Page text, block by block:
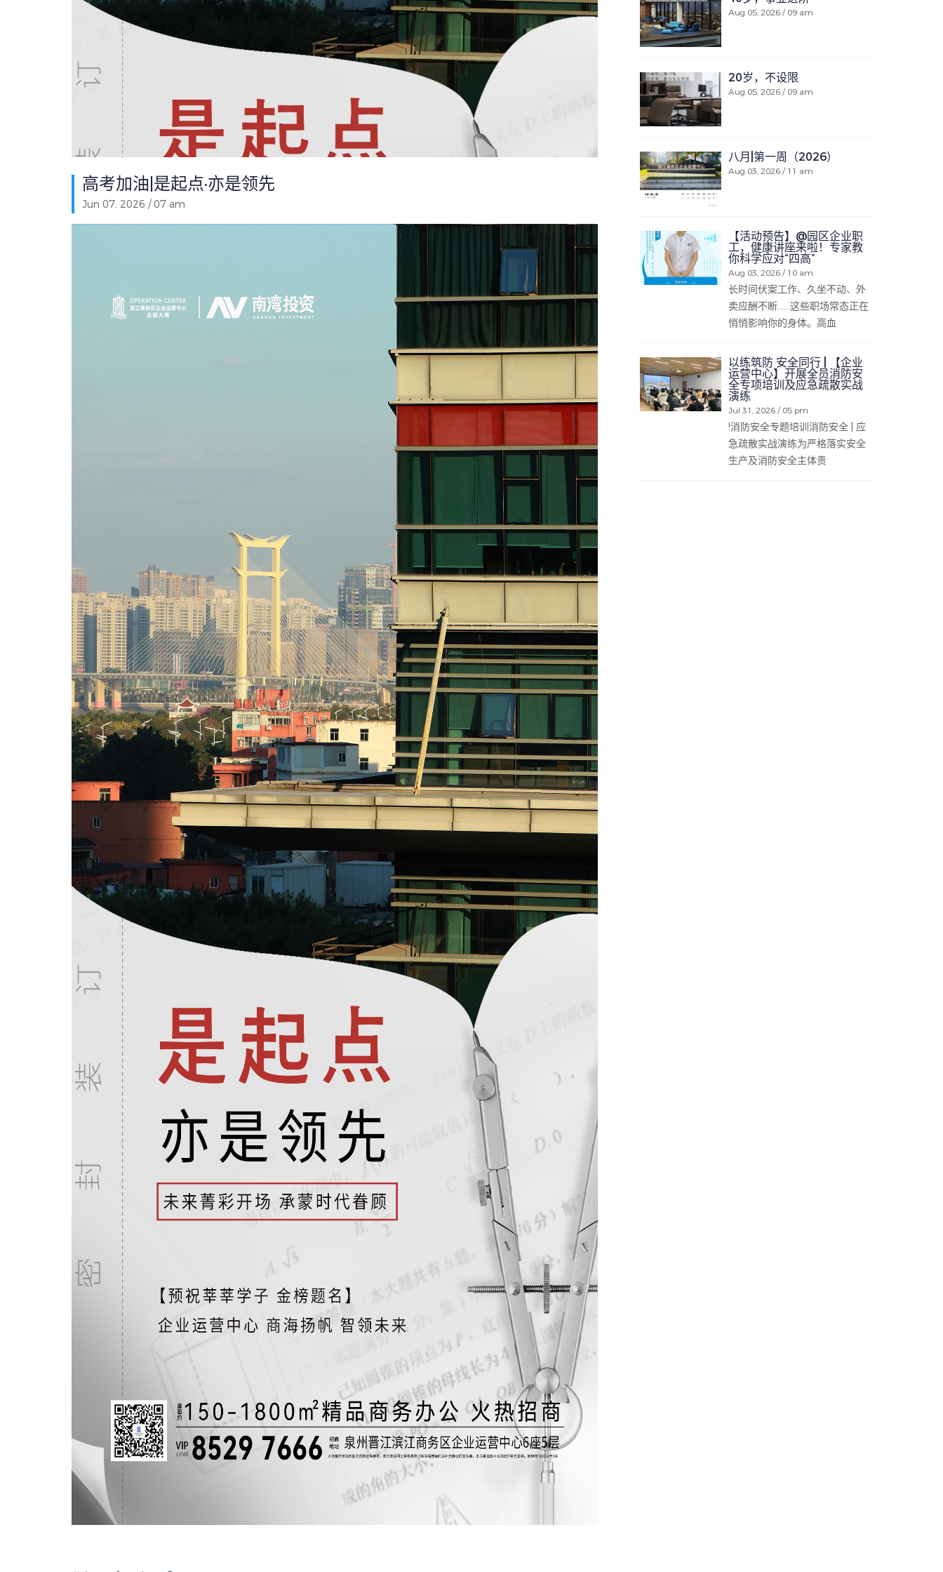
高考加油|是起点·亦是领先
Jun 07, 2026 / 07 am
Aug 05, 2026 / 09 am
20岁，不设限
Aug 05, 2026 / 09 am
八月|第一周（2026）
Aug 03, 2026 / 11 am
【活动预告】@园区企业职
工，健康讲座来啦！专家教
你科学应对“四高”
Aug 03, 2026 / 10 am
长时间伏案工作、久坐不动、外
卖应酬不断……这些职场常态正在
悄悄影响你的身体。高血
以练筑防 安全同行 | 【企业
运营中心】开展全员消防安
全专项培训及应急疏散实战
演练
Jul 31, 2026 / 05 pm
!消防安全专题培训消防安全 | 应
急疏散实战演练为严格落实安全
生产及消防安全主体责